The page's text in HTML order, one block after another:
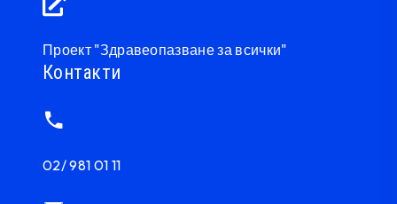
Проект "Здравеопазване за всички"
Контакти
02/ 981 01 11